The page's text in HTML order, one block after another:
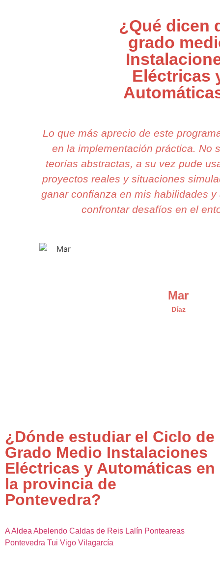
¿Qué dicen
grado
Eléctricas
Lo que más aprecio de este
en la implementación práctica. No
teorías abstractas, a su vez pude
proyectos reales y situaciones
ganar confianza en mis habilidades
confrontar desafíos en el
Mar
Díaz
¿Dónde estudiar el Ciclo de
Grado Medio Instalaciones
Eléctricas y Automáticas en
la provincia de
Pontevedra?
A AldeaAbelendo Caldas de Reis Lalín Ponteareas
Pontevedra Tui Vigo Vilagarcía